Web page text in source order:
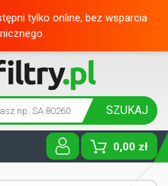
tylko online, bez wsparcia
SZUKAJ
0,00 zł
Toggle